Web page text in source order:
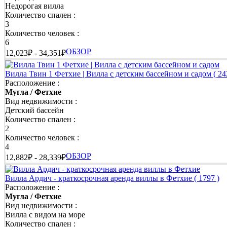
Недорогая вилла
Количество спален :
3
Количество человек :
6
12,023₽ - 34,351₽ОБЗОР
Вилла Твин 1 Фетхие | Вилла с детским бассейном и садом (
Расположение :
Мугла / Фетхие
Вид недвижимости :
Детский бассейн
Количество спален :
2
Количество человек :
4
12,882₽ - 28,339₽ОБЗОР
Вилла Ардич - краткосрочная аренда виллы в Фетхие ( 1797 )
Расположение :
Мугла / Фетхие
Вид недвижимости :
Вилла с видом на море
Количество спален :